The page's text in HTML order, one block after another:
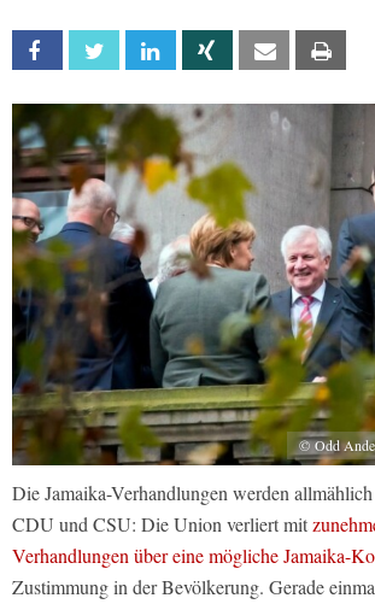
Facebook Twitter Linkedin Xing Email
© Odd
Die Jamaika-Verhandlungen werden
CDU und CSU: Die Union verliert mit
Verhandlungen über eine mögliche Jamaika-
Zustimmung in der Bevölkerung. Gerade